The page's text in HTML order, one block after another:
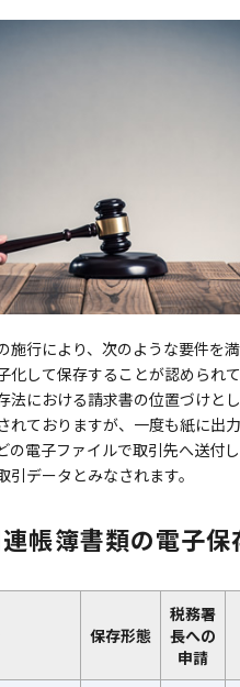
施行により、次のような要件を
化して保存することが認められて
法における請求書の位置づけと
れておりますが、一度も紙に出
の電子ファイルで取引先へ送付
引データとみなされます。
帳簿書類の電子保
保存形態
税務署
長への
申請